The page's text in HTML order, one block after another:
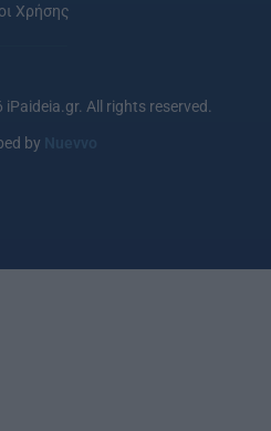
Χρήσης
All rights reserved.
by